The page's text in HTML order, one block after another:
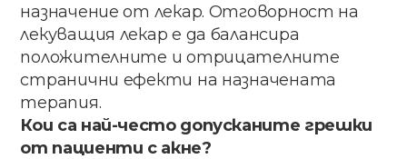
назначение​ ​от лекар.​ Отговорност​ на​
лекуващия​ лекар​ е да​ балансира​ ​
положителните​ ​и​ отрицателните​
странични​ ​ефекти​ ​на​ ​назначената​ ​
терапия.
Кои​ ​са​ ​най-често​ ​допусканите​ ​грешки​ ​
от пациенти​ ​с​ ​акне?